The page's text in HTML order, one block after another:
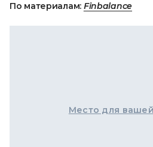
По материалам: Finbalance
Место для